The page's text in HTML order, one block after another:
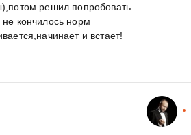
решил попробовать
кончилось норм
и встает!